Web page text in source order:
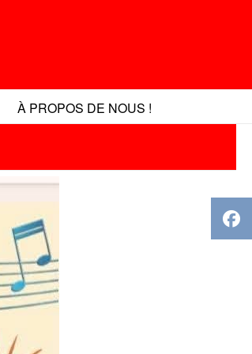
À PROPOS DE NOUS !